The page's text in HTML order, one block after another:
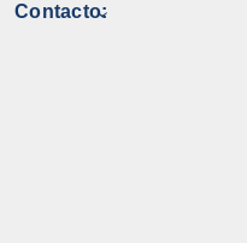
Contacto: